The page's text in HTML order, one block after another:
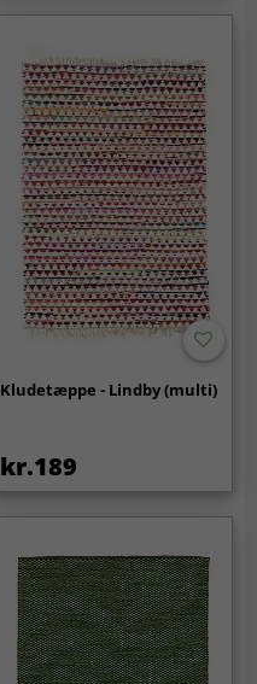
Kludetæppe - Lindby (multi)
kr.189